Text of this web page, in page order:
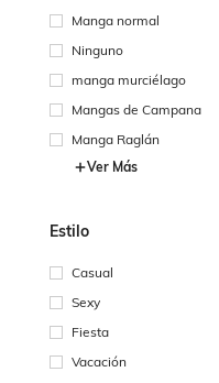
Manga normal
Ninguno
manga murciélago
Mangas de Campana
Manga Raglán
Ver Más
Estilo
Casual
Sexy
Fiesta
Vacación